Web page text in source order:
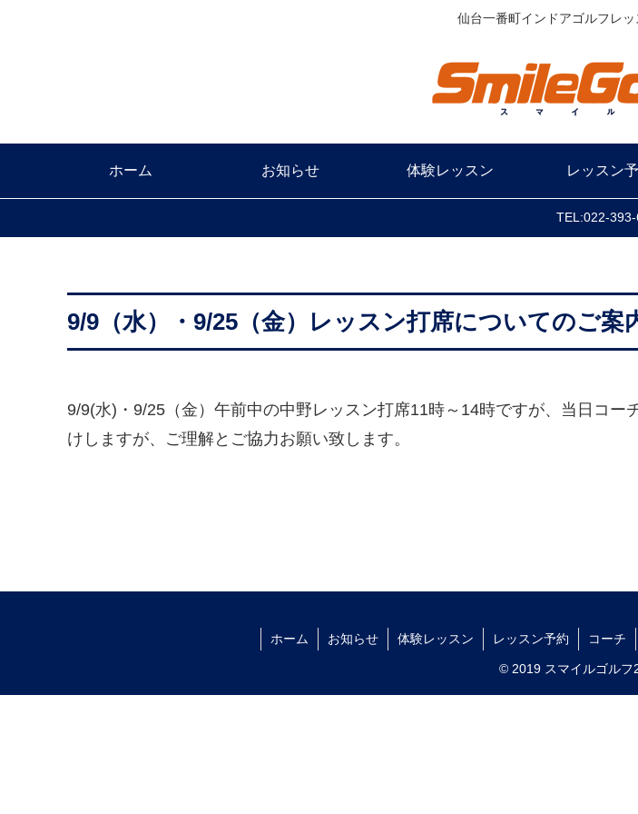
仙台一番町インドアゴルフレ
ホーム お知らせ 体験レッスン レッスン
TEL:022-393-
9/9（水）・9/25（金）レッスン打席についてのご案
9/9(水)・9/25（金）午前中の中野レッスン打席11時～14時ですが、当日コ
けしますが、ご理解とご協力お願い致します。
ホーム お知らせ 体験レッスン レッスン予約 コーチ
© 2019 スマイルゴルフ